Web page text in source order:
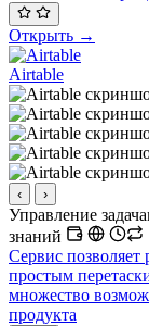
Открыть →
Airtable
‹ ›
Управление
знаний
Сервис
простым
множество
продукта